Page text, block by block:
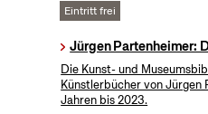
Eintritt frei
Jürgen Partenheimer:
Die Kunst- und
Künstlerbücher von Jürgen
Jahren bis 2023.